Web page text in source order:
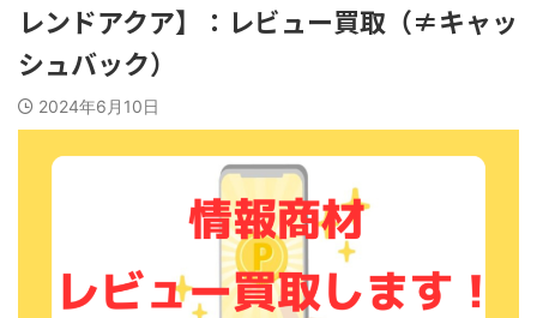
レンドアクア】：レビュー買取（≠キャッ
シュバック）
2024年6月10日